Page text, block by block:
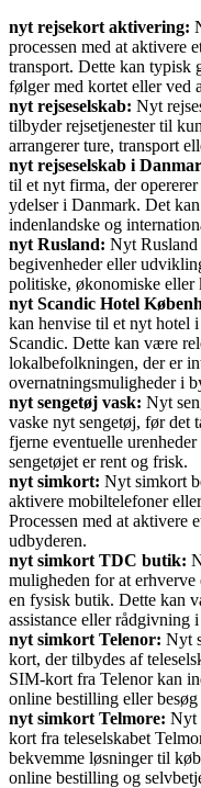
nyt rejsekort aktivering:
processen med at aktivere
transport. Dette kan typisk
følger med kortet eller ved
nyt rejseselskab: Nyt
tilbyder rejsetjenester til
arrangerer ture, transport
nyt rejseselskab i
til et nyt firma, der
ydelser i Danmark. Det
indenlandske og
nyt Rusland: Nyt Rusland
begivenheder eller
politiske, økonomiske eller
nyt Scandic Hotel
kan henvise til et nyt hotel
Scandic. Dette kan være
lokalbefolkningen, der er
overnatningsmuligheder i
nyt sengetøj vask: Nyt
vaske nyt sengetøj, før det
fjerne eventuelle
sengetøjet er rent og frisk.
nyt simkort: Nyt simkort
aktivere mobiltelefoner
Processen med at
udbyderen.
nyt simkort TDC butik:
muligheden for at
en fysisk butik. Dette kan
assistance eller rådgivning
nyt simkort Telenor: Nyt
kort, der tilbydes af
SIM-kort fra Telenor kan
online bestilling eller
nyt simkort Telmore: Nyt
kort fra teleselskabet
bekvemme løsninger til
online bestilling og